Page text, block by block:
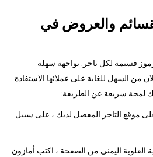
والعروض في
قسيمة لكل تاجر. بواجهة سهلة
من السهل للغاية على عملائها الاستفادة
لمحة سريعة عن الطريقة:
موقع التاجر المفضل لديك ، على سبيل
العلوية اليمنى من الصفحة ، اكتب أمازون